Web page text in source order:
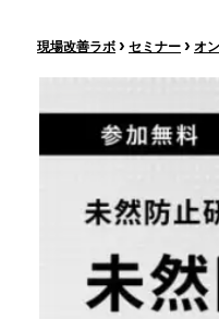
現場改善ラボ › セミナー › オ